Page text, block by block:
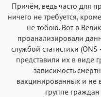
Причём, ведь часто для
ничего не требуется,
не тобою. Вот в
проанализировали
службой статистики
представили их в виде
зависимость
вакцинированных и не
группе